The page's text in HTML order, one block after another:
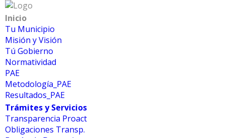
Inicio
Tu Municipio
Misión y Visión
Tú Gobierno
Normatividad
PAE
Metodología_PAE
Resultados_PAE
Trámites y Servicios
Transparencia Proact
Obligaciones Transp.
Entérate de las últimas novedades
y mantente informado de lo que